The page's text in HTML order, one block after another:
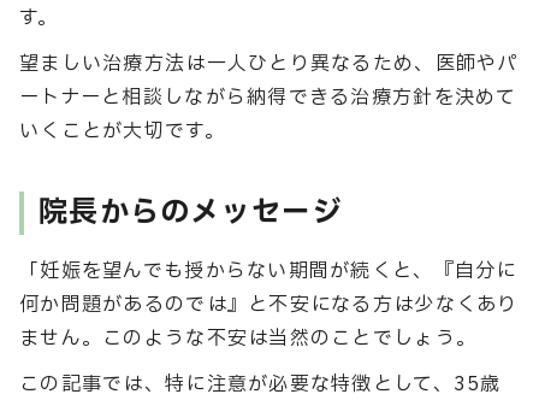
す。
望ましい治療方法は一人ひとり異なるため、医師やパ
ートナーと相談しながら納得できる治療方針を決めて
いくことが大切です。
院長からのメッセージ
「妊娠を望んでも授からない期間が続くと、『自分に
何か問題があるのでは』と不安になる方は少なくあり
ません。このような不安は当然のことでしょう。
この記事では、特に注意が必要な特徴として、35歳